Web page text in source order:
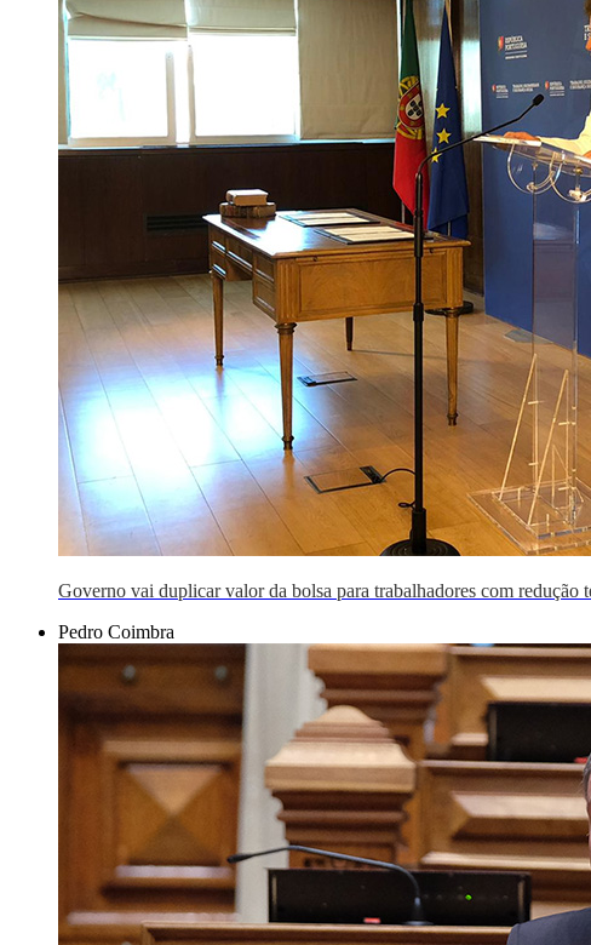
Governo vai duplicar valor da bolsa para trabalhadores com redução
Pedro Coimbra